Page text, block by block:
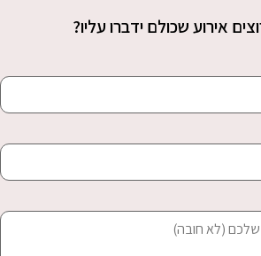
אירוע שכולם ידברו עליו?